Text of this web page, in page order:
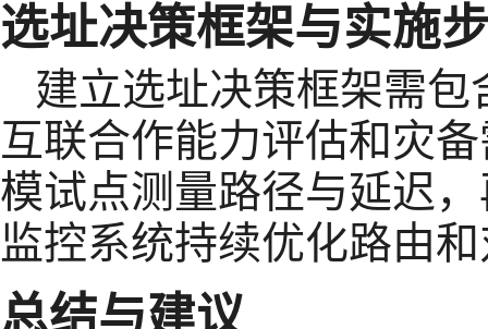
选址决策框架与实施
建立选址决策框架需
互联合作能力评估和灾
模试点测量路径与延迟
监控系统持续优化路由
总结与建议